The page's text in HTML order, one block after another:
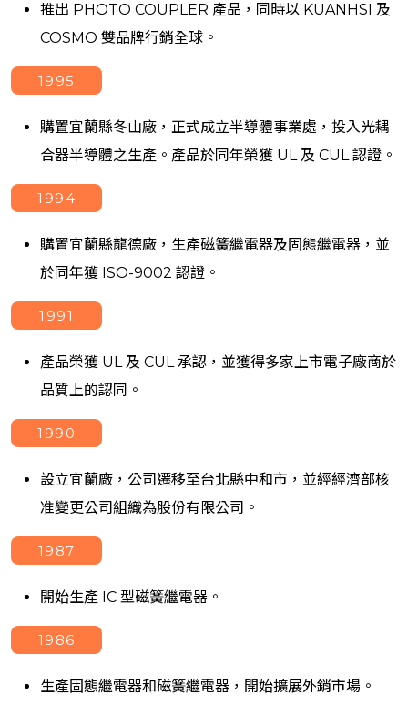
推出 PHOTO COUPLER 產品，同時以 KUANHSI 及
COSMO 雙品牌行銷全球。
1995
購置宜蘭縣冬山廠，正式成立半導體事業處，投入光耦
合器半導體之生產。產品於同年榮獲 UL 及 CUL 認證。
1994
購置宜蘭縣龍德廠，生產磁簧繼電器及固態繼電器，並
於同年獲 ISO-9002 認證。
1991
產品榮獲 UL 及 CUL 承認，並獲得多家上市電子廠商於
品質上的認同。
1990
設立宜蘭廠，公司遷移至台北縣中和市，並經經濟部核
准變更公司組織為股份有限公司。
1987
開始生產 IC 型磁簧繼電器。
1986
生產固態繼電器和磁簧繼電器，開始擴展外銷市場。